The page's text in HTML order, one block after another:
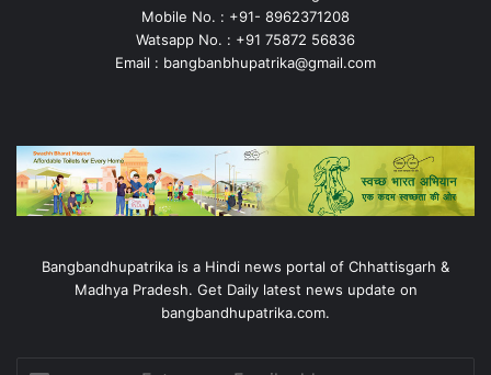
Mobile No. : +91- 8962371208
Watsapp No. : +91 75872 56836
Email : bangbanbhupatrika@gmail.com
Bangbandhupatrika is a Hindi news portal of Chhattisgarh &
Madhya Pradesh. Get Daily latest news update on
bangbandhupatrika.com.